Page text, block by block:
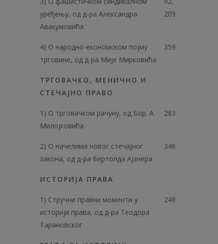
уређењу, од д-ра Александра
Авакумовића
209
4) О народно-економском појму
трговине, од д-ра Мије Мирковића
359
ТРГОВАЧКО, МЕНИЧНО И
СТЕЧАЈНО ПРАВО
1) О трговачком рачуну, од Бор. А.
Милојковића
283
2) О начелима новог стечајног
закона, од д-ра Бертолда Ајзнера
346
ИСТОРИЈА ПРАВА
1) Стручни правни моменти у
историји права, од д-ра Теодора
Тарановског
249